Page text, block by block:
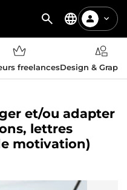
freelancesDesign &
et/ou adapter
lettres
motivation)